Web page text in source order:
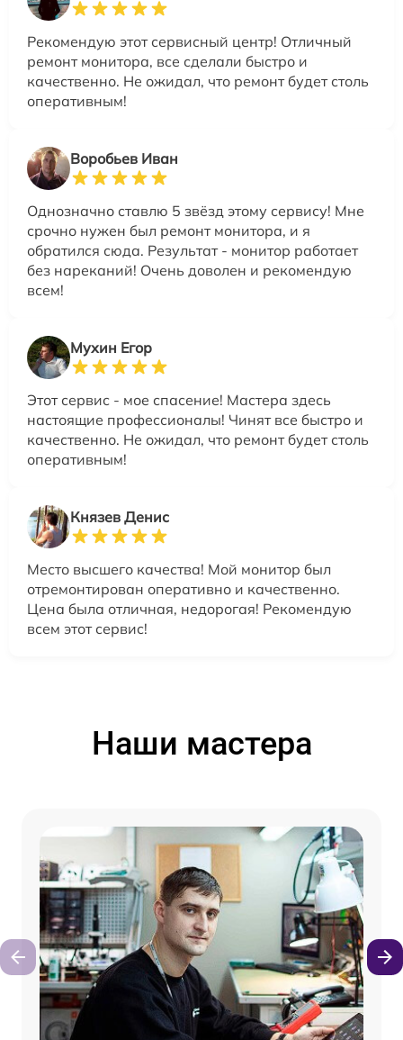
Рекомендую этот сервисный центр! Отличный
ремонт монитора, все сделали быстро и
качественно. Не ожидал, что ремонт будет столь
оперативным!
Воробьев Иван
Однозначно ставлю 5 звёзд этому сервису! Мне
срочно нужен был ремонт монитора, и я
обратился сюда. Результат - монитор работает
без нареканий! Очень доволен и рекомендую
всем!
Мухин Егор
Этот сервис - мое спасение! Мастера здесь
настоящие профессионалы! Чинят все быстро и
качественно. Не ожидал, что ремонт будет столь
оперативным!
Князев Денис
Место высшего качества! Мой монитор был
отремонтирован оперативно и качественно.
Цена была отличная, недорогая! Рекомендую
всем этот сервис!
Наши мастера